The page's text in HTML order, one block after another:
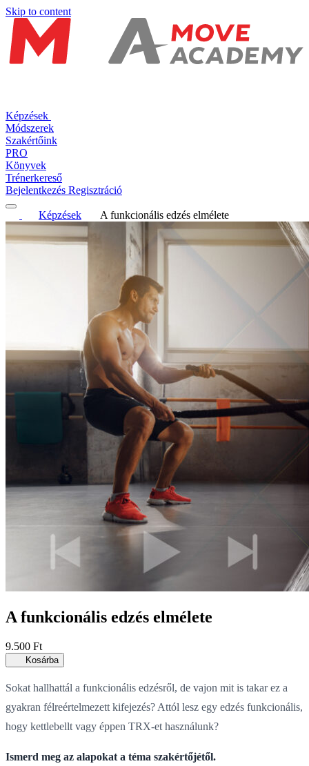
Skip to content
Képzések
Módszerek
Szakértőink
PRO
Könyvek
Trénerkereső
Bejelentkezés Regisztráció
Képzések A funkcionális edzés elmélete
A funkcionális edzés elmélete
9.500 Ft
Kosárba
Sokat hallhattál a funkcionális edzésről, de vajon mit is takar ez a
gyakran félreértelmezett kifejezés? Attól lesz egy edzés funkcionális,
hogy kettlebellt vagy éppen TRX-et használunk?
Ismerd meg az alapokat a téma szakértőjétől.